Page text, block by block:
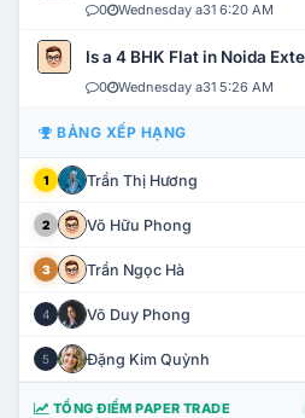
0 Wednesday a31 6:20 AM
Is a 4 BHK Flat in Noida
0 Wednesday a31 5:26 AM
BẢNG XẾP HẠNG
1 Trần Thị Hương
2 Võ Hữu Phong
3 Trần Ngọc Hà
4 Võ Duy Phong
5 Đặng Kim Quỳnh
TỔNG ĐIỂM PAPER TRADE